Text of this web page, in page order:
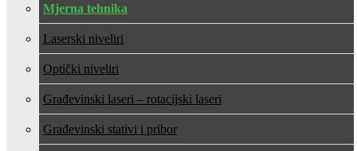
Mjerna tehnika
Laserski niveliri
Optički niveliri
Građevinski laseri – rotacijski laseri
Građevinski stativi i pribor